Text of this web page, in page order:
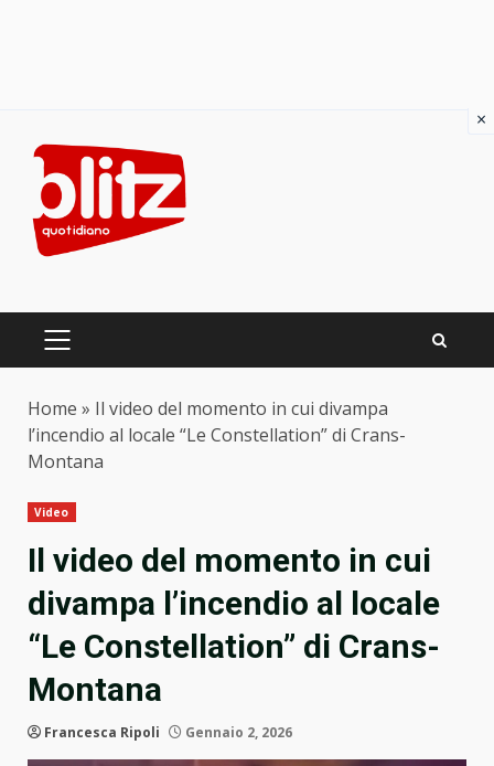
content
PRIMARY
Home » Il video del momento in cui divampa
l’incendio al locale “Le Constellation” di Crans-
Montana
Video
Il video del momento in cui
divampa l’incendio al locale
“Le Constellation” di Crans-
Montana
Francesca Ripoli Gennaio 2, 2026
×